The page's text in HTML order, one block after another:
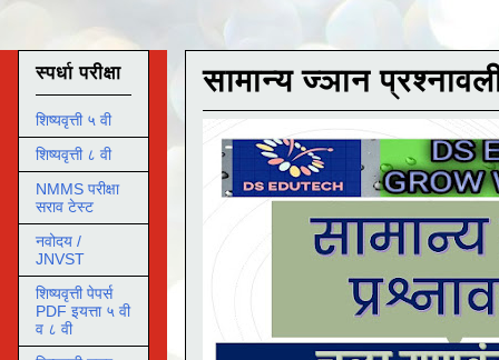
सामान्य ज्ञान
स्पर्धा परीक्षा
शिष्यवृत्ती ५ वी
शिष्यवृत्ती ८ वी
NMMS परीक्षा
सराव टेस्ट
नवोदय /
JNVST
शिष्यवृत्ती पेपर्स
PDF इयत्ता ५ वी
व ८ वी